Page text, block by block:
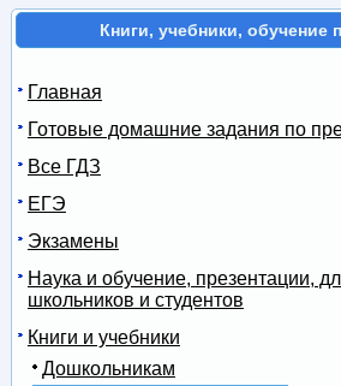
Книги, учебники, обучение
Главная
Готовые домашние задания по
Все ГДЗ
ЕГЭ
Экзамены
Наука и обучение, презентации,
школьников и студентов
Книги и учебники
Дошкольникам